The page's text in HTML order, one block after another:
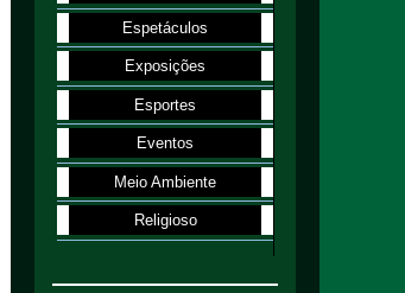
Espetáculos
Exposições
Esportes
Eventos
Meio Ambiente
Religioso